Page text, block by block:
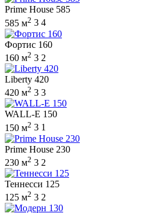
Prime House 585
585 м2 3 4
Фортис 160
160 м2 3 2
Liberty 420
420 м2 3 3
WALL-E 150
150 м2 3 1
Prime House 230
230 м2 3 2
Теннесси 125
125 м2 3 2